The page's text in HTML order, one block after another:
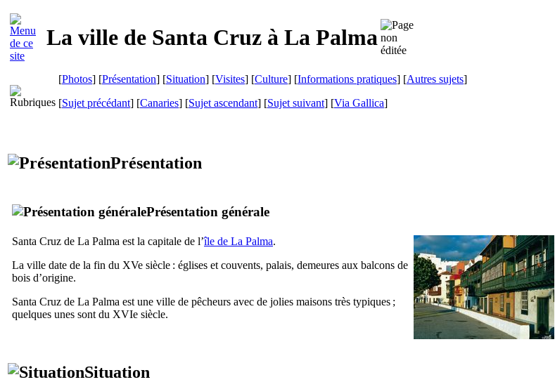
La ville de Santa Cruz à La Palma
[Photos] [Présentation] [Situation] [Visites] [Culture] [Informations pratiques] [Autres sujets]
[Sujet précédant] [Canaries] [Sujet ascendant] [Sujet suivant] [Via Gallica]
Présentation
Présentation générale
Santa Cruz de La Palma est la capitale de l’île de La Palma.
La ville date de la fin du XVe siècle : églises et couvents, palais, demeures aux balcons de
bois d’origine.
Santa Cruz de La Palma est une ville de pêcheurs avec de jolies maisons très typiques ;
quelques unes sont du XVIe siècle.
Situation